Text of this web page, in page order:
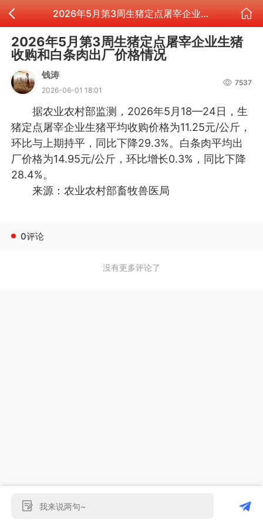
2026年5月第3周生猪定点屠宰企业生猪收购和白条肉出厂价格情况
2026年5月第3周生猪定点屠宰企业生猪
收购和白条肉出厂价格情况
钱涛
2026-06-01 18:01
7537
据农业农村部监测，2026年5月18—24日，生
猪定点屠宰企业生猪平均收购价格为11.25元/公斤，
环比与上期持平，同比下降29.3%。白条肉平均出
厂价格为14.95元/公斤，环比增长0.3%，同比下降
28.4%。
来源：农业农村部畜牧兽医局
0评论
没有更多评论了